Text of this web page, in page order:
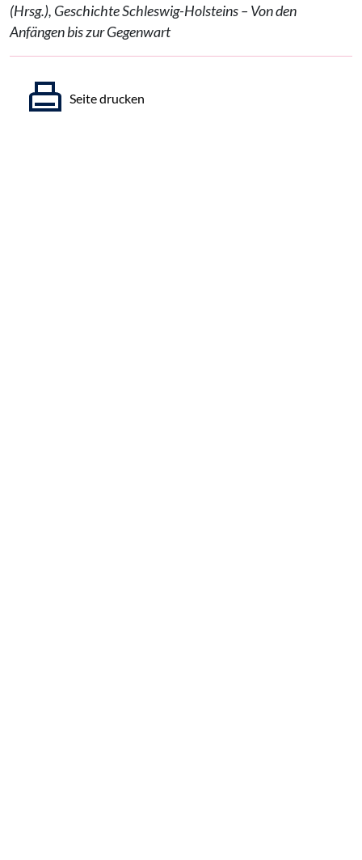
(Hrsg.), Geschichte Schleswig-Holsteins – Von den
Anfängen bis zur Gegenwart
Seite drucken